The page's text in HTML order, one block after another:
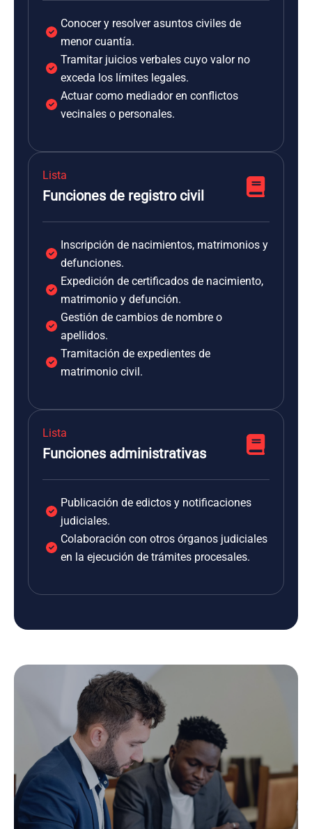
Conocer y resolver asuntos civiles de
menor cuantía.
Tramitar juicios verbales cuyo valor no
exceda los límites legales.
Actuar como mediador en conflictos
vecinales o personales.
Lista
Funciones de registro civil
Inscripción de nacimientos, matrimonios y
defunciones.
Expedición de certificados de nacimiento,
matrimonio y defunción.
Gestión de cambios de nombre o
apellidos.
Tramitación de expedientes de
matrimonio civil.
Lista
Funciones administrativas
Publicación de edictos y notificaciones
judiciales.
Colaboración con otros órganos judiciales
en la ejecución de trámites procesales.